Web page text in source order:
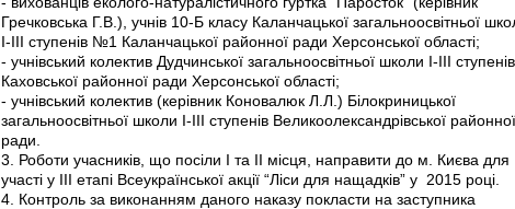
Гречковська Г.В.), учнів 10-Б класу Каланчацької загальноосвітньої
І-ІІІ ступенів №1 Каланчацької районної ради Херсонської області;
- учнівський колектив Дудчинської загальноосвітньої школи І-ІІІ ступенів
Каховської районної ради Херсонської області;
- учнівський колектив (керівник Коновалюк Л.Л.) Білокриницької
загальноосвітньої школи І-ІІІ ступенів Великоолександрівської районної
ради.
3. Роботи учасників, що посіли І та ІІ місця, направити до м. Києва для
участі у III етапі Всеукраїнської акції “Ліси для нащадків” у 2015 році.
4. Контроль за виконанням даного наказу покласти на заступника